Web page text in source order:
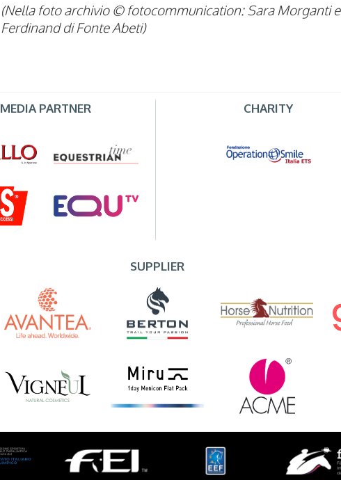
(Nella foto archivio © fotocommunication: Sara Morganti e
Ferdinand di Fonte Abeti)
MEDIA PARTNER CHARITY
SUPPLIER